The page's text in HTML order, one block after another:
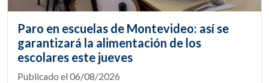
Paro en escuelas de Montevideo: así se
garantizará la alimentación de los
escolares este jueves
Publicado el 06/08/2026